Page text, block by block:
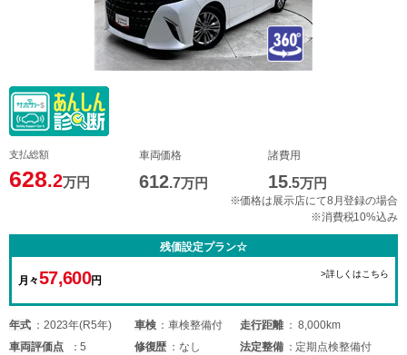
支払総額
628.2万円
車両価格
612.7万円
諸費用
15.5万円
※価格は展示店にて8月登録の場合
※消費税10%込み
残価設定プラン☆
月々57,600円
>詳しくはこちら
年式 2023年(R5年) 車検 車検整備付 走行距離
8,000km
車両評価点 5 修復歴 なし 法定整備
定期点検整備付